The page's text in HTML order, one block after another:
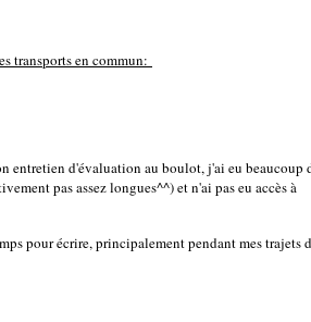
transports en commun:
entretien d'évaluation au boulot, j'ai eu beaucoup
pas assez longues^^) et n'ai pas eu accès à
pour écrire, principalement pendant mes trajets